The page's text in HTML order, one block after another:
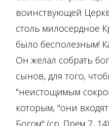
воинствующей
столь милосердное
было бесполезным!
Он желал собрать
сынов, для того,
"неистощимым
которым, "они
Богом" (ср. Прем 7,